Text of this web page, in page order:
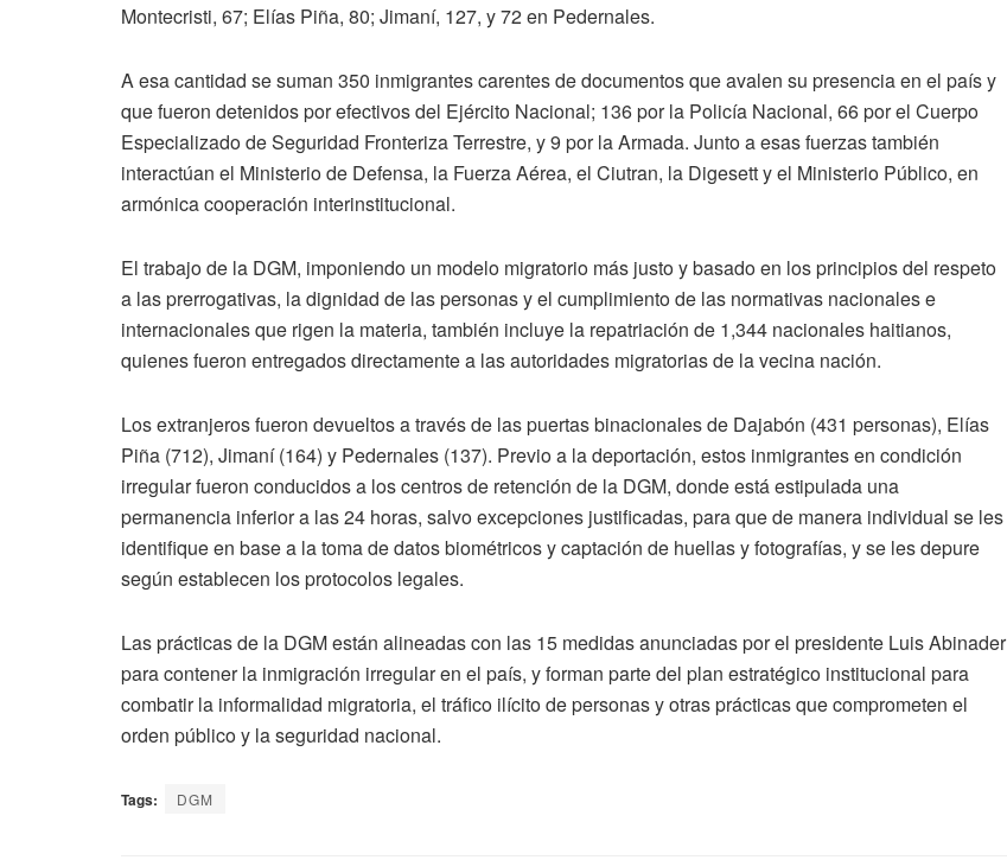
Montecristi, 67; Elías Piña, 80; Jimaní, 127, y 72 en Pedernales.
A esa cantidad se suman 350 inmigrantes carentes de documentos que avalen su presencia en el país y
que fueron detenidos por efectivos del Ejército Nacional; 136 por la Policía Nacional, 66 por el Cuerpo
Especializado de Seguridad Fronteriza Terrestre, y 9 por la Armada. Junto a esas fuerzas también
interactúan el Ministerio de Defensa, la Fuerza Aérea, el Ciutran, la Digesett y el Ministerio Público, en
armónica cooperación interinstitucional.
El trabajo de la DGM, imponiendo un modelo migratorio más justo y basado en los principios del respeto
a las prerrogativas, la dignidad de las personas y el cumplimiento de las normativas nacionales e
internacionales que rigen la materia, también incluye la repatriación de 1,344 nacionales haitianos,
quienes fueron entregados directamente a las autoridades migratorias de la vecina nación.
Los extranjeros fueron devueltos a través de las puertas binacionales de Dajabón (431 personas), Elías
Piña (712), Jimaní (164) y Pedernales (137). Previo a la deportación, estos inmigrantes en condición
irregular fueron conducidos a los centros de retención de la DGM, donde está estipulada una
permanencia inferior a las 24 horas, salvo excepciones justificadas, para que de manera individual se les
identifique en base a la toma de datos biométricos y captación de huellas y fotografías, y se les depure
según establecen los protocolos legales.
Las prácticas de la DGM están alineadas con las 15 medidas anunciadas por el presidente Luis Abinader
para contener la inmigración irregular en el país, y forman parte del plan estratégico institucional para
combatir la informalidad migratoria, el tráfico ilícito de personas y otras prácticas que comprometen el
orden público y la seguridad nacional.
Tags: DGM